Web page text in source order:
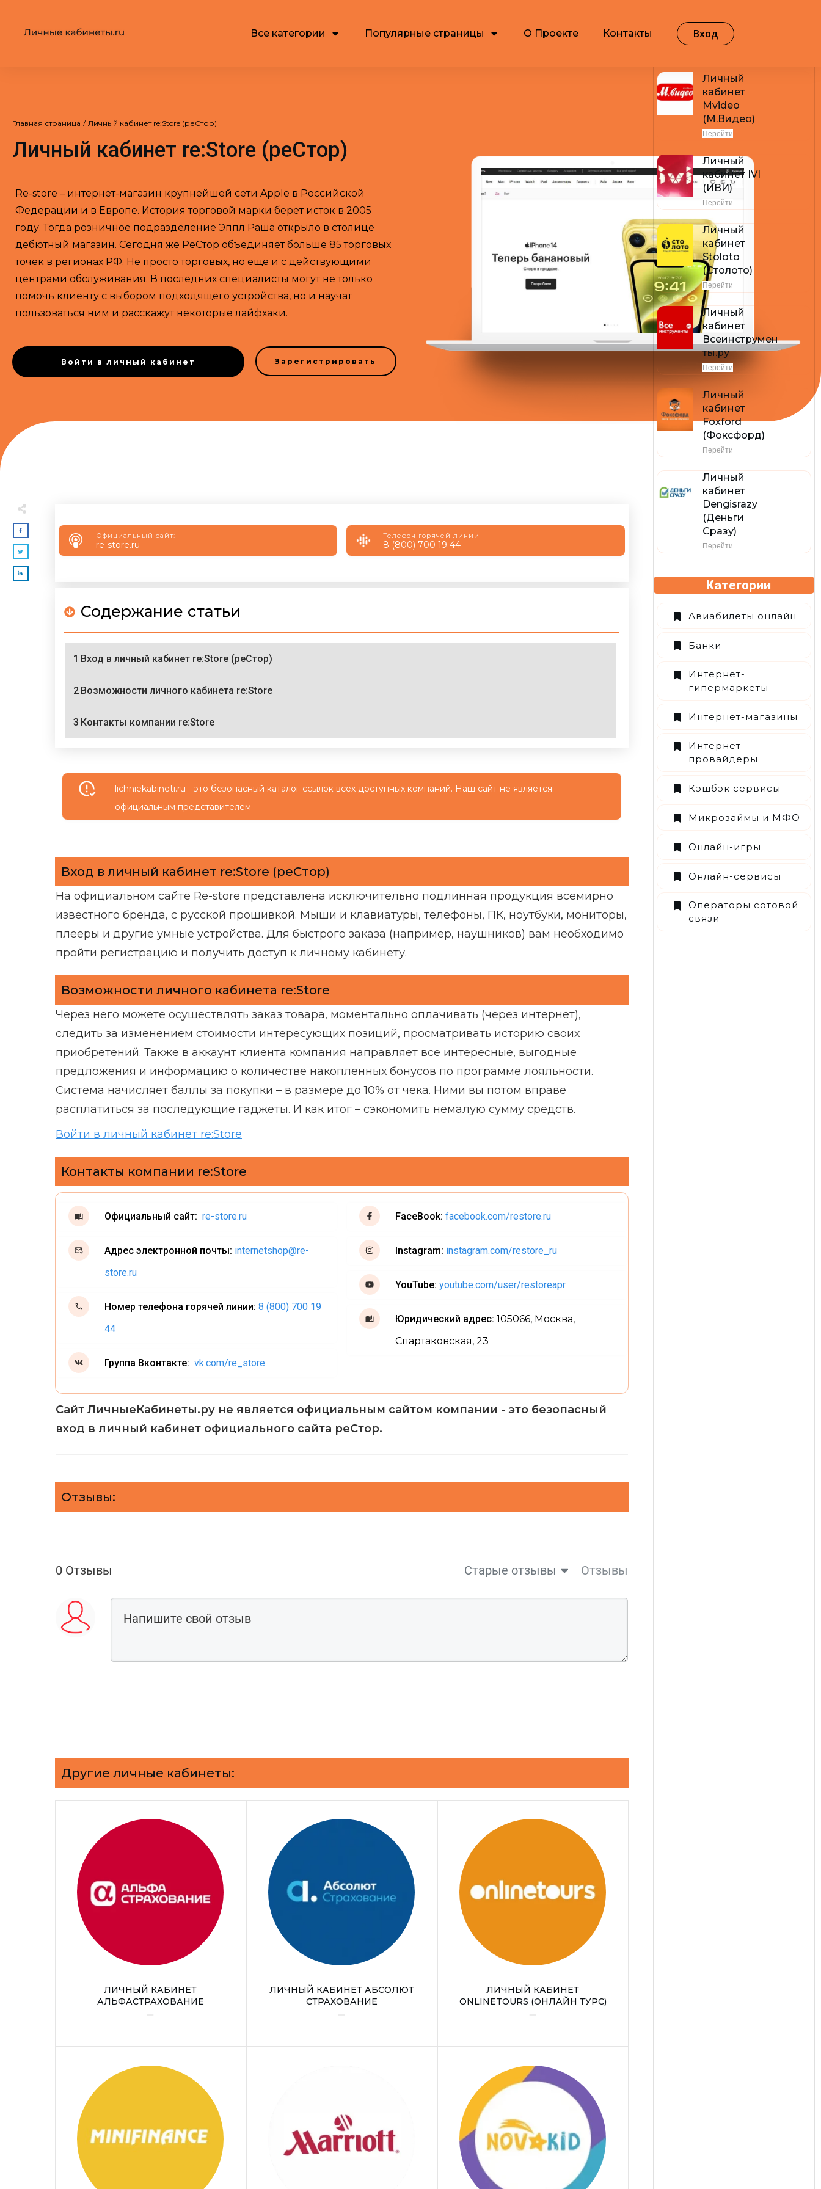
Все категории Популярные страницы О Проекте Контакты Вход
Главная страница / Личный кабинет re:Store (реСтор)
Личный кабинет re:Store (реСтор)
Re-store – интернет-магазин крупнейшей сети Apple в Российской
Федерации и в Европе. История торговой марки берет исток в 2005
году. Тогда розничное подразделение Эппл Раша открыло в столице
дебютный магазин. Сегодня же РеСтор объединяет больше 85 торговых
точек в регионах РФ. Не просто торговых, но еще и с действующими
центрами обслуживания. В последних специалисты могут не только
помочь клиенту с выбором подходящего устройства, но и научат
пользоваться ним и расскажут некоторые лайфхаки.
Войти в личный кабинет Зарегистрировать
Официальный сайт:
re-store.ru
Телефон горячей линии
8 (800) 700 19 44
Содержание статьи
1 Вход в личный кабинет re:Store (реСтор)
2 Возможности личного кабинета re:Store
3 Контакты компании re:Store
lichniekabineti.ru - это безопасный каталог ссылок всех доступных компаний. Наш сайт не является
официальным представителем
Вход в личный кабинет re:Store (реСтор)
На официальном сайте Re-store представлена исключительно подлинная продукция всемирно
известного бренда, с русской прошивкой. Мыши и клавиатуры, телефоны, ПК, ноутбуки, мониторы,
плееры и другие умные устройства. Для быстрого заказа (например, наушников) вам необходимо
пройти регистрацию и получить доступ к личному кабинету.
Возможности личного кабинета re:Store
Через него можете осуществлять заказ товара, моментально оплачивать (через интернет),
следить за изменением стоимости интересующих позиций, просматривать историю своих
приобретений. Также в аккаунт клиента компания направляет все интересные, выгодные
предложения и информацию о количестве накопленных бонусов по программе лояльности.
Система начисляет баллы за покупки – в размере до 10% от чека. Ними вы потом вправе
расплатиться за последующие гаджеты. И как итог – сэкономить немалую сумму средств.
Войти в личный кабинет re:Store
Контакты компании re:Store
Официальный сайт: re-store.ru
Адрес электронной почты: internetshop@re-
store.ru
Номер телефона горячей линии: 8 (800) 700 19
44
Группа Вконтакте: vk.com/re_store
FaceBook: facebook.com/restore.ru
Instagram: instagram.com/restore_ru
YouTube: youtube.com/user/restoreapr
Юридический адрес: 105066, Москва,
Спартаковская, 23
Сайт ЛичныеКабинеты.ру не является официальным сайтом компании - это безопасный
вход в личный кабинет официального сайта реСтор.
Отзывы:
0 Отзывы Старые отзывы Отзывы
Другие личные кабинеты:
ЛИЧНЫЙ КАБИНЕТ
АЛЬФАСТРАХОВАНИЕ
ЛИЧНЫЙ КАБИНЕТ АБСОЛЮТ
СТРАХОВАНИЕ
ЛИЧНЫЙ КАБИНЕТ
ONLINETOURS (ОНЛАЙН ТУРС)
Самые популярные
Личный
кабинет
Mvideo
(М.Видео)
Перейти
Личный
кабинет IVI
(ИВИ)
Перейти
Личный
кабинет
Stoloto
(Столото)
Перейти
Личный
кабинет
Всеинструмен
ты.ру
Перейти
Личный
кабинет
Foxford
(Фоксфорд)
Перейти
Личный
кабинет
Dengisrazy
(Деньги
Сразу)
Перейти
Категории
Авиабилеты онлайн
Банки
Интернет-
гипермаркеты
Интернет-магазины
Интернет-
провайдеры
Кэшбэк сервисы
Микрозаймы и МФО
Онлайн-игры
Онлайн-сервисы
Операторы сотовой
связи